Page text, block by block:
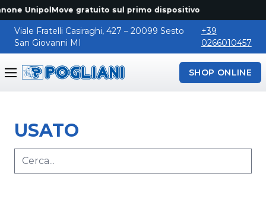
UnipolMove gratuito sul primo dispositivo
Viale Fratelli Casiraghi, 427 – 20099 Sesto
San Giovanni MI
+39
0266010457
SHOP ONLINE
USATO